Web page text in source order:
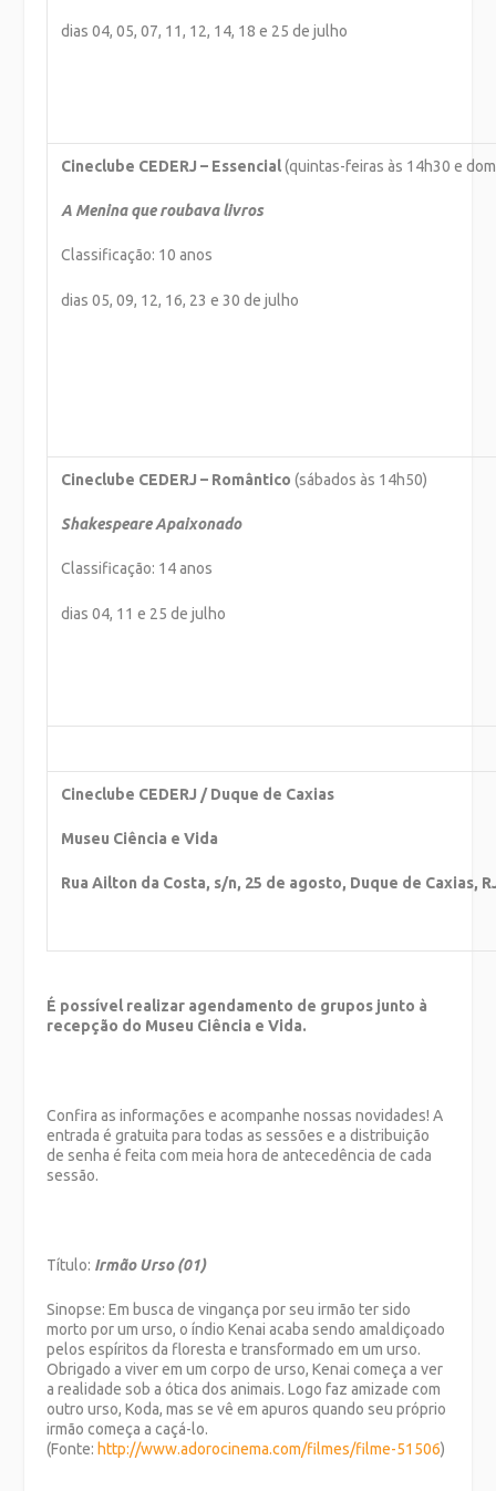
dias 04, 05, 07, 11, 12, 14, 18 e 25 de julho
Cineclube CEDERJ – Essencial(quintas-feiras às 14h30 e
A Menina que roubava livros
Classificação: 10 anos
dias 05, 09, 12, 16, 23 e 30 de julho
Cineclube CEDERJ – Romântico (sábados às 14h50)
Shakespeare Apaixonado
Classificação: 14 anos
dias 04, 11 e 25 de julho
Cineclube CEDERJ / Duque de Caxias
Museu Ciência e Vida
Rua Ailton da Costa, s/n, 25 de agosto, Duque de Caxias,
É possível realizar agendamento de grupos junto à
recepção do Museu Ciência e Vida.
Confira as informações e acompanhe nossas novidades! A
entrada é gratuita para todas as sessões e a distribuição
de senha é feita com meia hora de antecedência de cada
sessão.
Título: Irmão Urso (01)
Sinopse: Em busca de vingança por seu irmão ter sido
morto por um urso, o índio Kenai acaba sendo amaldiçoado
pelos espíritos da floresta e transformado em um urso.
Obrigado a viver em um corpo de urso, Kenai começa a ver
a realidade sob a ótica dos animais. Logo faz amizade com
outro urso, Koda, mas se vê em apuros quando seu próprio
irmão começa a caçá-lo.
(Fonte: http://www.adorocinema.com/filmes/filme-51506)